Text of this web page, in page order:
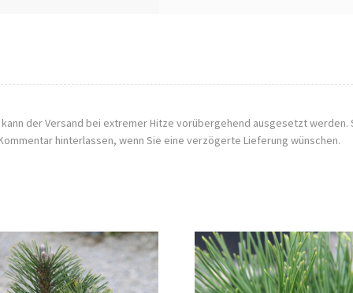
der Versand bei extremer Hitze vorübergehend ausgesetzt werden.
hinterlassen, wenn Sie eine verzögerte Lieferung wünschen.